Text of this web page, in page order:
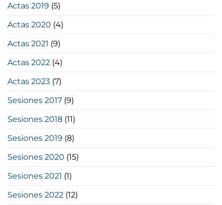
Actas 2019 (5)
Actas 2020 (4)
Actas 2021 (9)
Actas 2022 (4)
Actas 2023 (7)
Sesiones 2017 (9)
Sesiones 2018 (11)
Sesiones 2019 (8)
Sesiones 2020 (15)
Sesiones 2021 (1)
Sesiones 2022 (12)